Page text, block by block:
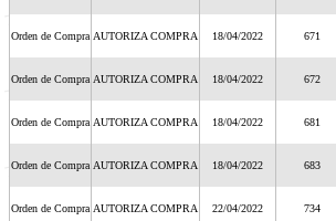
Orden de Compra AUTORIZA COMPRA 18/04/2022 671
Orden de Compra AUTORIZA COMPRA 18/04/2022 672
Orden de Compra AUTORIZA COMPRA 18/04/2022 681
Orden de Compra AUTORIZA COMPRA 18/04/2022 683
Orden de Compra AUTORIZA COMPRA 22/04/2022 734